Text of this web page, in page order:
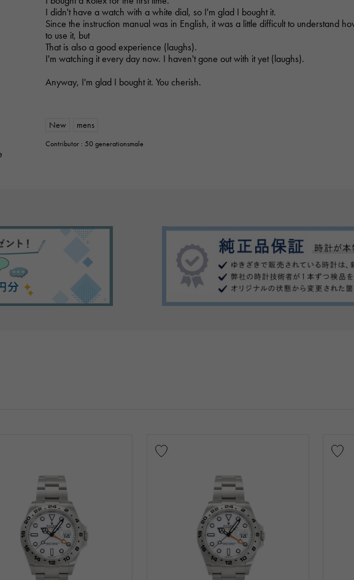
I didn't have a watch with a white dial, so I'm glad I bought it.
Since the instruction manual was in English, it was a little difficult to understand
to use it, but
That is also a good experience (laughs).
I'm watching it every day now. I haven't gone out with it yet (laughs).
Anyway, I'm glad I bought it. You cherish.
New mens
Contributor : 50 generationsmale